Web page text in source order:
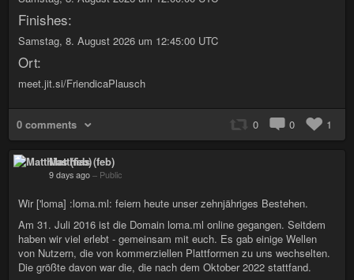
Finishes:
Samstag, 8. August 2026 um 12:45:00 UTC
Ort:
meet.jit.si/FriendicaPlausch
0 comments 0 0 1
Matthias (feb)
9 days ago – Public
Wir ['loma] :loma.ml: feiern heute unser zehnjähriges Bestehen.
Am 31. Juli 2016 ist die Domain loma.ml online gegangen. Seitdem
haben wir viel erlebt - gemeinsam mit euch. Es gab einige Wellen
von Nutzern, die von kommerziellen Plattformen zu uns wechselten.
Die größte davon war die, die nach dem Oktober 2022 stattfand.